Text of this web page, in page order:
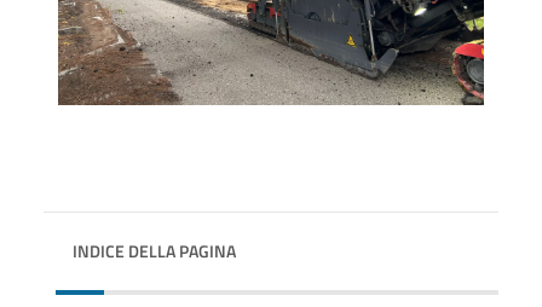
INDICE DELLA PAGINA